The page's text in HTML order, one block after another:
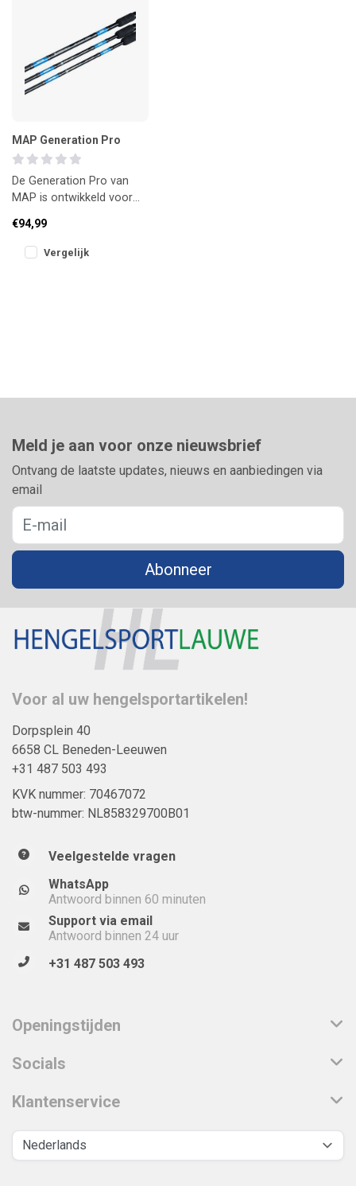
MAP Generation Pro
De Generation Pro van
MAP is ontwikkeld voor
hoge eisen stelt aan zijn
mat
€94,99
Vergelijk
Meld je aan voor onze nieuwsbrief
Ontvang de laatste updates, nieuws en aanbiedingen via
email
Abonneer
Voor al uw hengelsportartikelen!
Dorpsplein 40
6658 CL Beneden-Leeuwen
+31 487 503 493
KVK nummer: 70467072
btw-nummer: NL858329700B01
Veelgestelde vragen
WhatsApp
Antwoord binnen 60 minuten
Support via email
Antwoord binnen 24 uur
+31 487 503 493
Openingstijden
Socials
Klantenservice